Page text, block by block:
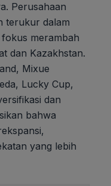
Perusahaan
terukur dalam
merambah
dan Kazakhstan.
Mixue
Lucky Cup,
dan
bahwa
yang lebih